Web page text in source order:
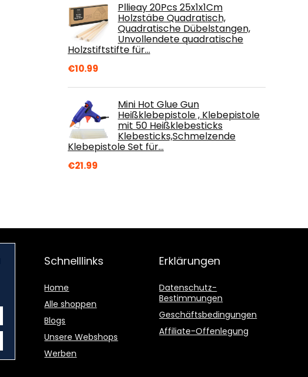
Pllieay 20Pcs 25x1x1Cm
Holzstäbe Quadratisch,
Quadratische Dübelstangen,
Unvollendete quadratische
Holzstiftstifte für…
€10.99
Mini Hot Glue Gun
Heißklebepistole , Klebepistole
mit 50 Heißklebesticks
Klebesticks,Schmelzende
Klebepistole Set für…
€21.99
Schnelllinks
Home
Alle shoppen
Blogs
Unsere Webshops
Werben
Erklärungen
Datenschutz-
Bestimmungen
Geschäftsbedingungen
Affiliate-Offenlegung